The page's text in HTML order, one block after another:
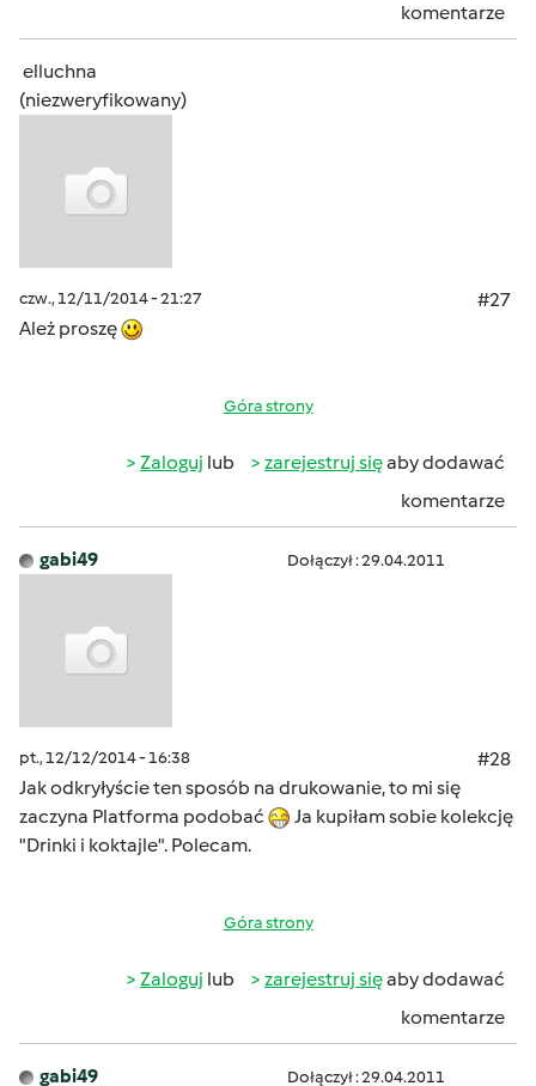
komentarze
elluchna
(niezweryfikowany)
czw., 12/11/2014 - 21:27
#27
Ależ proszę
Góra strony
Zaloguj lub zarejestruj sięaby dodawać
komentarze
gabi49 Dołączył : 29.04.2011
pt., 12/12/2014 - 16:38
#28
Jak odkryłyście ten sposób na drukowanie, to mi się
zaczyna Platforma podobać
Ja kupiłam sobie kolekcję
"Drinki i koktajle". Polecam.
Góra strony
Zaloguj lub zarejestruj sięaby dodawać
komentarze
gabi49 Dołączył : 29.04.2011